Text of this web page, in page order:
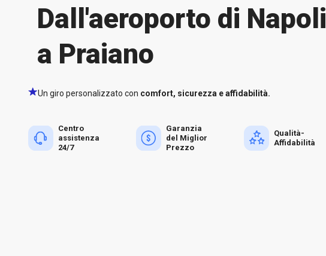
Dall'aeroporto di Napoli
a Praiano
Un giro personalizzato con comfort, sicurezza e affidabilità.
Centro
assistenza
24/7
Garanzia
del Miglior
Prezzo
Qualità-
Affidabilità